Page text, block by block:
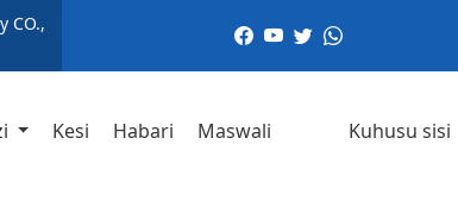
CO.,
Kesi Habari Maswali Kuhusu sisi